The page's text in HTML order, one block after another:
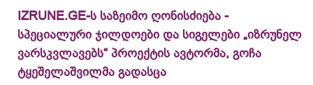
IZRUNE.GE-ს საზეიმო ღონისძიება -
სპეციალური ჯილდოები და სიგელები „იზრუნელ
ვარსკვლავებს“ პროექტის ავტორმა, გოჩა
ტყეშელაშვილმა გადასცა